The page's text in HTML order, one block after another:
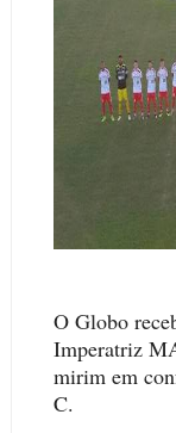
O Globo
Imperatriz
mirim em
C.